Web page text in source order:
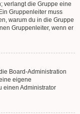
verlangt die Gruppe eine
Gruppenleiter muss
warum du in die Gruppe
Gruppenleiter, wenn er
Board-Administration
eigene
einen Administrator